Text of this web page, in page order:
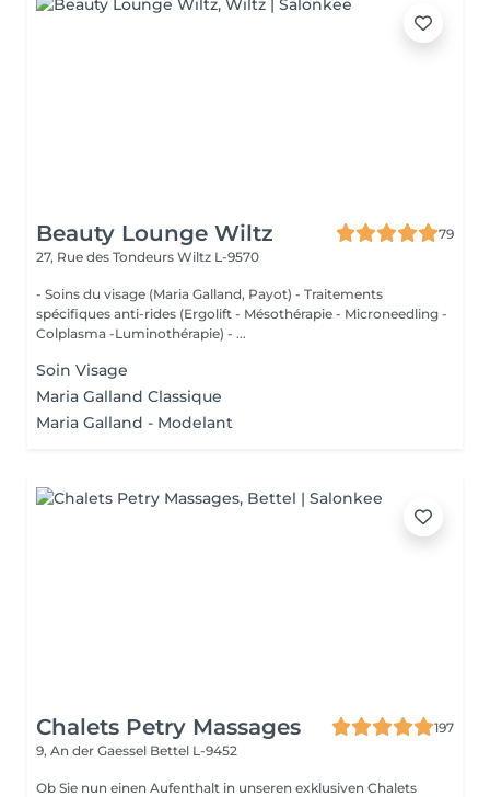
Beauty Lounge Wiltz
79
27, Rue des Tondeurs Wiltz L-9570
- Soins du visage (Maria Galland, Payot) - Traitements
spécifiques anti-rides (Ergolift - Mésothérapie - Microneedling -
Colplasma -Luminothérapie) - ...
Soin Visage
Maria Galland Classique
Maria Galland - Modelant
Chalets Petry Massages
197
9, An der Gaessel Bettel L-9452
Ob Sie nun einen Aufenthalt in unseren exklusiven Chalets